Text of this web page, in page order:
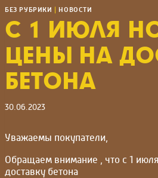
БЕЗ РУБРИКИ | НОВОСТИ
С 1 ИЮЛЯ
ЦЕНЫ НА
БЕТОНА
30.06.2023
Уважаемы покупатели,
Обращаем внимание , что с 1
доставку бетона